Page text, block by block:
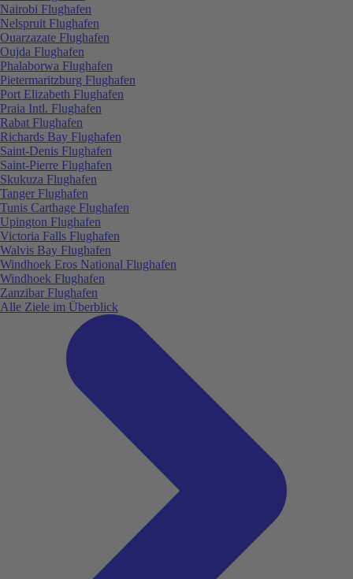
Nairobi Flughafen
Nelspruit Flughafen
Ouarzazate Flughafen
Oujda Flughafen
Phalaborwa Flughafen
Pietermaritzburg Flughafen
Port Elizabeth Flughafen
Praia Intl. Flughafen
Rabat Flughafen
Richards Bay Flughafen
Saint-Denis Flughafen
Saint-Pierre Flughafen
Skukuza Flughafen
Tanger Flughafen
Tunis Carthage Flughafen
Upington Flughafen
Victoria Falls Flughafen
Walvis Bay Flughafen
Windhoek Eros National Flughafen
Windhoek Flughafen
Zanzibar Flughafen
Alle Ziele im Überblick